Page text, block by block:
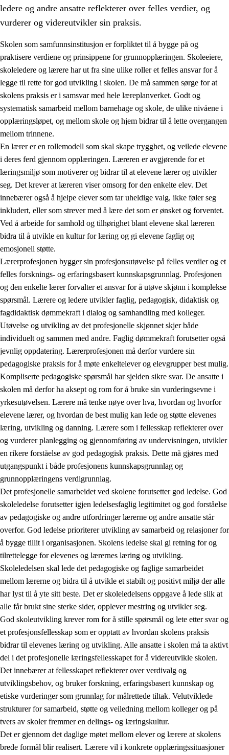
3. Prinsipper for skolens praksis
Et inkluderende læringsmiljø
3.2 Undervisning og tilpasset opplæring
3.3 Samarbeid mellom hjem og skole
3.4 Opplæring i lærebedrift og arbeidsliv
3.5 Profesjonsfellesskap og skoleutvikling
ledere og andre ansatte reflekterer over felles verdier, og
vurderer og videreutvikler sin praksis.
Skolen som samfunnsinstitusjon er forpliktet til å bygge på og
praktisere verdiene og prinsippene for grunnopplæringen. Skoleeiere,
skoleledere og lærere har ut fra sine ulike roller et felles ansvar for å
legge til rette for god utvikling i skolen. De må sammen sørge for at
skolens praksis er i samsvar med hele læreplanverket. Godt og
systematisk samarbeid mellom barnehage og skole, de ulike nivåene i
opplæringsløpet, og mellom skole og hjem bidrar til å lette overgangen
mellom trinnene.
En lærer er en rollemodell som skal skape trygghet, og veilede elevene
i deres ferd gjennom opplæringen. Læreren er avgjørende for et
læringsmiljø som motiverer og bidrar til at elevene lærer og utvikler
seg. Det krever at læreren viser omsorg for den enkelte elev. Det
innebærer også å hjelpe elever som tar uheldige valg, ikke føler seg
inkludert, eller som strever med å lære det som er ønsket og forventet.
Ved å arbeide for samhold og tilhørighet blant elevene skal læreren
bidra til å utvikle en kultur for læring og gi elevene faglig og
emosjonell støtte.
Lærerprofesjonen bygger sin profesjonsutøvelse på felles verdier og et
felles forsknings- og erfaringsbasert kunnskapsgrunnlag. Profesjonen
og den enkelte lærer forvalter et ansvar for å utøve skjønn i komplekse
spørsmål. Lærere og ledere utvikler faglig, pedagogisk, didaktisk og
fagdidaktisk dømmekraft i dialog og samhandling med kolleger.
Utøvelse og utvikling av det profesjonelle skjønnet skjer både
individuelt og sammen med andre. Faglig dømmekraft forutsetter også
jevnlig oppdatering. Lærerprofesjonen må derfor vurdere sin
pedagogiske praksis for å møte enkeltelever og elevgrupper best mulig.
Kompliserte pedagogiske spørsmål har sjelden sikre svar. De ansatte i
skolen må derfor ha aksept og rom for å bruke sin vurderingsevne i
yrkesutøvelsen. Lærere må tenke nøye over hva, hvordan og hvorfor
elevene lærer, og hvordan de best mulig kan lede og støtte elevenes
læring, utvikling og danning. Lærere som i fellesskap reflekterer over
og vurderer planlegging og gjennomføring av undervisningen, utvikler
en rikere forståelse av god pedagogisk praksis. Dette må gjøres med
utgangspunkt i både profesjonens kunnskapsgrunnlag og
grunnopplæringens verdigrunnlag.
Det profesjonelle samarbeidet ved skolene forutsetter god ledelse. God
skoleledelse forutsetter igjen ledelsesfaglig legitimitet og god forståelse
av pedagogiske og andre utfordringer lærerne og andre ansatte står
overfor. God ledelse prioriterer utvikling av samarbeid og relasjoner for
å bygge tillit i organisasjonen. Skolens ledelse skal gi retning for og
tilrettelegge for elevenes og lærernes læring og utvikling.
Skoleledelsen skal lede det pedagogiske og faglige samarbeidet
mellom lærerne og bidra til å utvikle et stabilt og positivt miljø der alle
har lyst til å yte sitt beste. Det er skoleledelsens oppgave å lede slik at
alle får brukt sine sterke sider, opplever mestring og utvikler seg.
God skoleutvikling krever rom for å stille spørsmål og lete etter svar og
et profesjonsfellesskap som er opptatt av hvordan skolens praksis
bidrar til elevenes læring og utvikling. Alle ansatte i skolen må ta aktivt
del i det profesjonelle læringsfellesskapet for å videreutvikle skolen.
Det innebærer at fellesskapet reflekterer over verdivalg og
utviklingsbehov, og bruker forskning, erfaringsbasert kunnskap og
etiske vurderinger som grunnlag for målrettede tiltak. Velutviklede
strukturer for samarbeid, støtte og veiledning mellom kolleger og på
tvers av skoler fremmer en delings- og læringskultur.
Det er gjennom det daglige møtet mellom elever og lærere at skolens
brede formål blir realisert. Lærere vil i konkrete opplæringssituasjoner